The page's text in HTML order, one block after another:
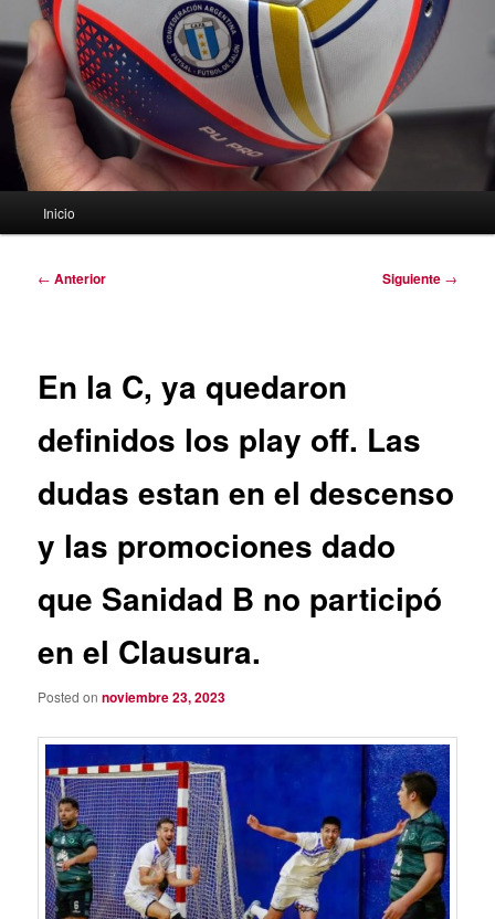
Inicio
Navegación
← Anterior Siguiente →
En la C, ya quedaron
definidos los play off. Las
dudas estan en el descenso
y las promociones dado
que Sanidad B no participó
en el Clausura.
Posted onnoviembre 23, 2023